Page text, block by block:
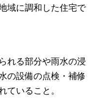
域に調和した住宅で
れる部分や雨水の浸
の設備の点検・補修
ていること。